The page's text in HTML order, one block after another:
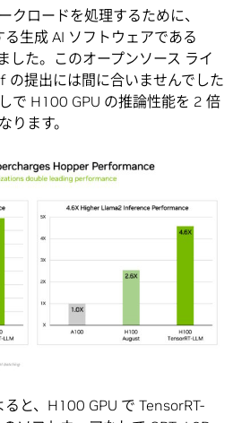
クロードを処理するために、
生成 AI ソフトウェアである
した。このオープンソース ライ
の提出には間に合いませんでした
で H100 GPU の推論性能を 2 倍
ります。
と、H100 GPU で TensorRT-